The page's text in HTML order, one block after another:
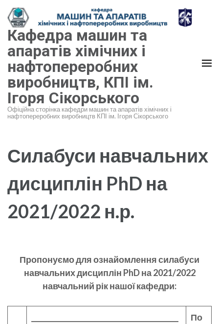
Перейти
до
вмісту
(натисніть
Enter)
Кафедра машин та
апаратів хімічних і
нафтопереробних
виробництв, КПІ ім.
Ігоря Сікорського
Офіційна сторінка кафедри машин та апаратів хімічних і
нафтопереробних виробництв КПІ ім. Ігоря Сікорського
Силабуси навчальних
дисциплін PhD на
2021/2022 н.р.
Пропонуємо для ознайомлення силабуси
навчальних дисциплін PhD на 2021/2022
навчальний рік нашої кафедри:
По